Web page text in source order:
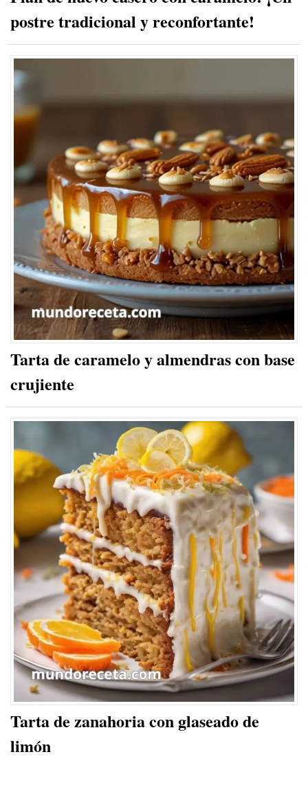
postre tradicional y reconfortante!
Tarta de caramelo y almendras con base
crujiente
Tarta de zanahoria con glaseado de
limón